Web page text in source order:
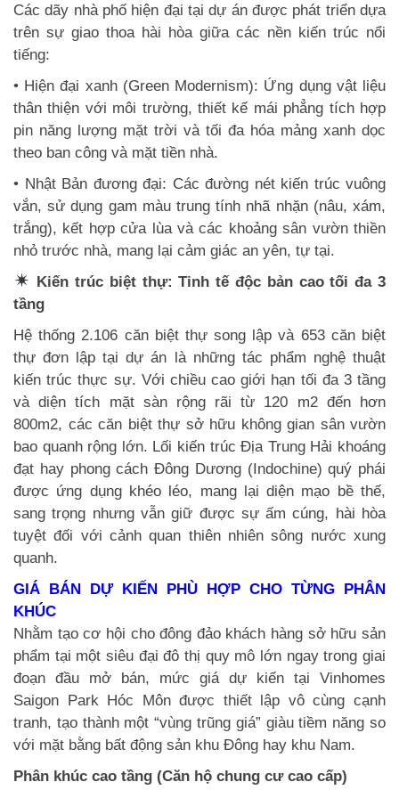
Các dãy nhà phố hiện đại tại dự án được phát triển dựa
trên sự giao thoa hài hòa giữa các nền kiến trúc nổi
tiếng:
• Hiện đại xanh (Green Modernism): Ứng dụng vật liệu
thân thiện với môi trường, thiết kế mái phẳng tích hợp
pin năng lượng mặt trời và tối đa hóa mảng xanh dọc
theo ban công và mặt tiền nhà.
• Nhật Bản đương đại: Các đường nét kiến trúc vuông
vắn, sử dụng gam màu trung tính nhã nhặn (nâu, xám,
trắng), kết hợp cửa lùa và các khoảng sân vườn thiền
nhỏ trước nhà, mang lại cảm giác an yên, tự tại.
Kiến trúc biệt thự: Tinh tế độc bản cao tối đa 3
tầng
Hệ thống 2.106 căn biệt thự song lập và 653 căn biệt
thự đơn lập tại dự án là những tác phẩm nghệ thuật
kiến trúc thực sự. Với chiều cao giới hạn tối đa 3 tầng
và diện tích mặt sàn rộng rãi từ 120 m2 đến hơn
800m2, các căn biệt thự sở hữu không gian sân vườn
bao quanh rộng lớn. Lối kiến trúc Địa Trung Hải khoáng
đạt hay phong cách Đông Dương (Indochine) quý phái
được ứng dụng khéo léo, mang lại diện mạo bề thế,
sang trọng nhưng vẫn giữ được sự ấm cúng, hài hòa
tuyệt đối với cảnh quan thiên nhiên sông nước xung
quanh.
GIÁ BÁN DỰ KIẾN PHÙ HỢP CHO TỪNG PHÂN
KHÚC
Nhằm tạo cơ hội cho đông đảo khách hàng sở hữu sản
phẩm tại một siêu đại đô thị quy mô lớn ngay trong giai
đoạn đầu mở bán, mức giá dự kiến tại Vinhomes
Saigon Park Hóc Môn được thiết lập vô cùng cạnh
tranh, tạo thành một “vùng trũng giá” giàu tiềm năng so
với mặt bằng bất động sản khu Đông hay khu Nam.
Phân khúc cao tầng (Căn hộ chung cư cao cấp)